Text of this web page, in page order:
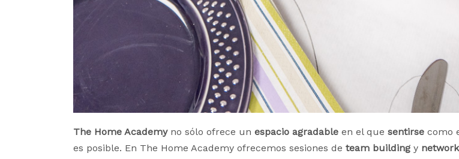
The Home Academyno sólo ofrece un espacio agradable en el que sentirse como
es posible. En The Home Academy ofrecemos sesiones de team building y